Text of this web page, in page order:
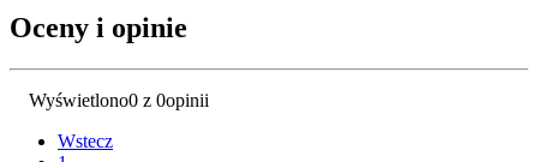
Oceny i opinie
Wyświetlono0 z 0opinii
Wstecz